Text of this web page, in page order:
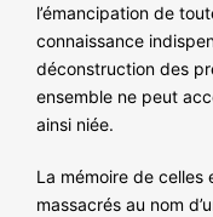
l’émancipation de
connaissance
déconstruction des
ensemble ne peut
ainsi niée.
La mémoire de
massacrés au nom